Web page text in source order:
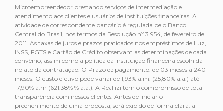
Microempreendedor prestando serviços de intermediação e
atendimento aos clientes e usuários de instituições financeiras. A
atividade de correspondente bancário é regulada pelo Banco
Central do Brasil, nos termos da Resolução nº 3.954, de fevereiro de
2011. As taxas de juros e prazos praticados nos empréstimos de Luz,
INSS, FGTS e Cartão de Crédito observam as determinações de cada
convênio, assim como a política da instituição financeira escolhida
no ato da contratação. O Prazo de pagamento: de 03 meses a 240
meses. O custo efetivo pode variar de 1,93% a.m. (25,80% a.a.) até
17,90% a.m (621.38% % a.a.). A Reallizi tem o compromisso de total
transparência com nossos clientes. Antes de iniciar o
preenchimento de uma proposta, será exibido de forma clara: a